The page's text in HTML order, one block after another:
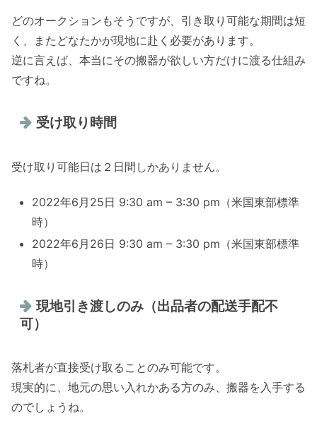
どのオークションもそうですが、引き取り可能な期間は短
く、またどなたかが現地に赴く必要があります。
逆に言えば、本当にその搬器が欲しい方だけに渡る仕組み
ですね。
受け取り時間
受け取り可能日は２日間しかありません。
2022年6月25日 9:30 am – 3:30 pm（米国東部標準
時）
2022年6月26日 9:30 am – 3:30 pm（米国東部標準
時）
現地引き渡しのみ（出品者の配送手配不
可）
落札者が直接受け取ることのみ可能です。
現実的に、地元の思い入れかある方のみ、搬器を入手する
のでしょうね。